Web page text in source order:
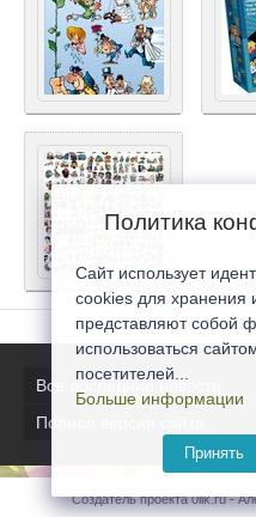
Все последние новости
Полная версия сайта
Создатель проекта 0lik.ru -
Политика
Сайт использует
cookies для
представляют собой
использоваться
посетителей...
Больше информации
Принять